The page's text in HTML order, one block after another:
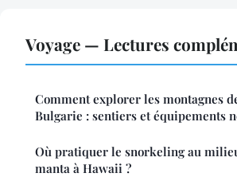
Voyage — Lectures
Comment explorer les montagnes
Bulgarie : sentiers et équipements
Où pratiquer le snorkeling au
manta à Hawaii ?